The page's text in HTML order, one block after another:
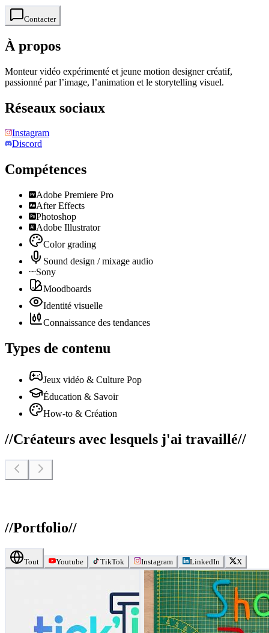
Contacter
À propos
Monteur vidéo expérimenté et jeune motion designer créatif,
passionné par l’image, l’animation et le storytelling visuel.
Réseaux sociaux
Instagram
Discord
Compétences
Adobe Premiere Pro
After Effects
Photoshop
Adobe Illustrator
Color grading
Sound design / mixage audio
Sony
Moodboards
Identité visuelle
Connaissance des tendances
Types de contenu
Jeux vidéo & Culture Pop
Éducation & Savoir
How-to & Création
//Créateurs avec lesquels j'ai travaillé//
//Portfolio//
Tout Youtube TikTok Instagram LinkedIn X